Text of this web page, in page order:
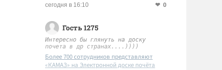
сегодня в 16:10 0
Гость 1275
Интересно бы глянуть на доску
почета в др странах....))))
Более 700 сотрудников представляют
«КАМАЗ» на Электронной доске почёта